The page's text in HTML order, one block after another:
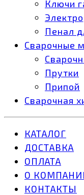
Ключи
Пенал
Сварочные
Прутки
Припой
Сварочная
КАТАЛОГ
ДОСТАВКА
ОПЛАТА
О
КОНТАКТЫ